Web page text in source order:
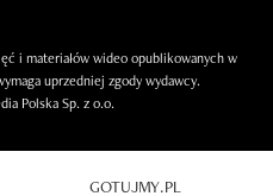
i materiałów wideo opublikowanych w
uprzedniej zgody wydawcy.
Polska Sp. z o.o.
GOTUJMY.PL